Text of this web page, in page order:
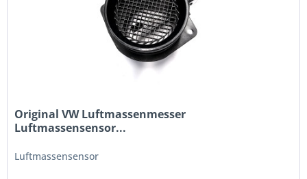
Original VW Luftmassenmesser
Luftmassensensor...
Luftmassensensor